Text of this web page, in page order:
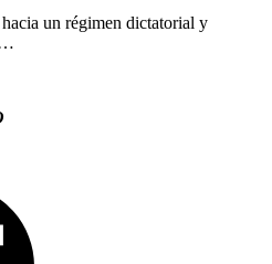
un régimen dictatorial y